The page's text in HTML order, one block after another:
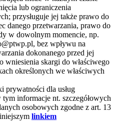
lub ograniczenia
przysługuje jej także prawo do
danego przetwarzania, prawo do
w dowolnym momencie, np.
bez wpływu na
dokonanego przed jej
wniesienia skargi do właściwego
określonych we właściwych
prywatności dla usług
informacje nt. szczegółowych
osobowych zgodne z art. 13
linkiem